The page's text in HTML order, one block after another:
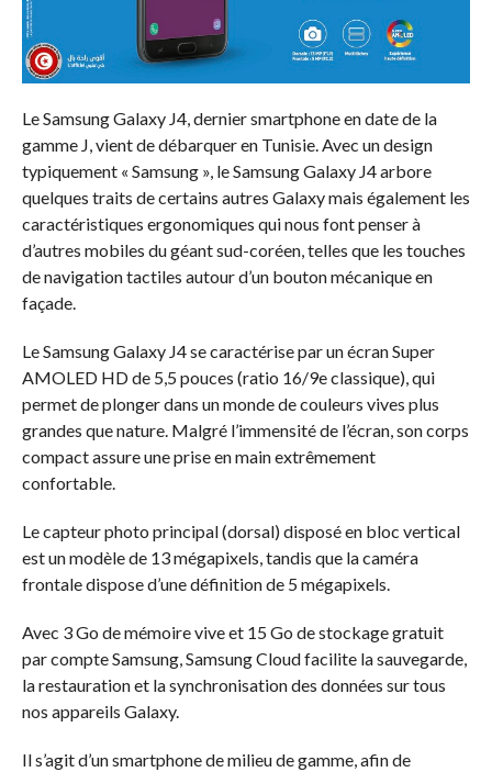
Le Samsung Galaxy J4, dernier smartphone en date de la
gamme J, vient de débarquer en Tunisie. Avec un design
typiquement « Samsung », le Samsung Galaxy J4 arbore
quelques traits de certains autres Galaxy mais également les
caractéristiques ergonomiques qui nous font penser à
d’autres mobiles du géant sud-coréen, telles que les touches
de navigation tactiles autour d’un bouton mécanique en
façade.
Le Samsung Galaxy J4 se caractérise par un écran Super
AMOLED HD de 5,5 pouces (ratio 16/9e classique), qui
permet de plonger dans un monde de couleurs vives plus
grandes que nature. Malgré l’immensité de l’écran, son corps
compact assure une prise en main extrêmement
confortable.
Le capteur photo principal (dorsal) disposé en bloc vertical
est un modèle de 13 mégapixels, tandis que la caméra
frontale dispose d’une définition de 5 mégapixels.
Avec 3 Go de mémoire vive et 15 Go de stockage gratuit
par compte Samsung, Samsung Cloud facilite la sauvegarde,
la restauration et la synchronisation des données sur tous
nos appareils Galaxy.
Il s’agit d’un smartphone de milieu de gamme, afin de